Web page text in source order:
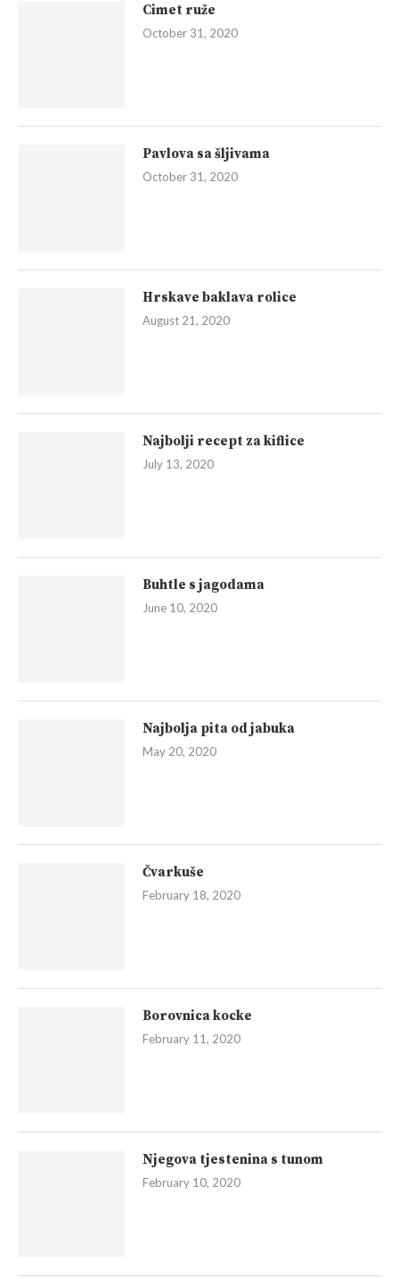
Cimet ruže
October 31, 2020
Pavlova sa šljivama
October 31, 2020
Hrskave baklava rolice
August 21, 2020
Najbolji recept za kiflice
July 13, 2020
Buhtle s jagodama
June 10, 2020
Najbolja pita od jabuka
May 20, 2020
Čvarkuše
February 18, 2020
Borovnica kocke
February 11, 2020
Njegova tjestenina s tunom
February 10, 2020